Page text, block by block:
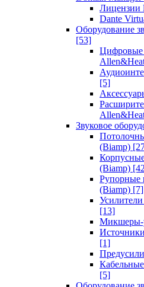
Лицензии
Dante
Оборудование
[53]
Цифровые
[5]
Звуковое
(Biamp)
(Biamp)
Рупорные
(Biamp) [7]
[13]
Микшеры-
[1]
[5]